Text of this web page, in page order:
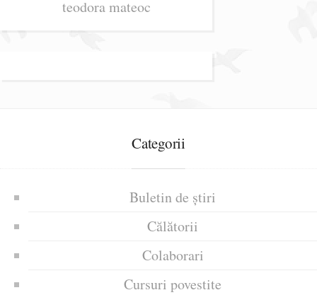
teodora mateoc
Categorii
Buletin de știri
Călătorii
Colaborari
Cursuri povestite